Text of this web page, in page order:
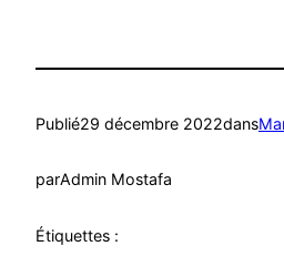
Publié29 décembre 2022dans
parAdmin Mostafa
Étiquettes :